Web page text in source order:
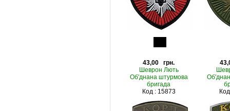
43,00 грн.
Шеврон Лють
Об'днана штурмова
бригада
Код : 15873